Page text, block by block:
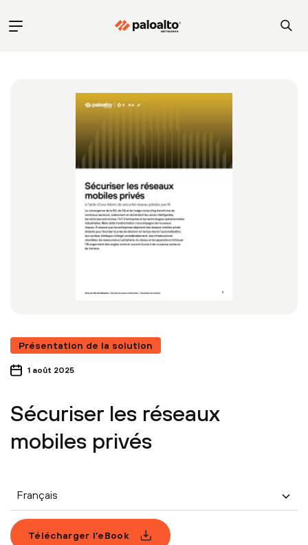
Présentation de la solution
1 août 2025
Sécuriser les réseaux
mobiles privés
Français
Télécharger l’eBook